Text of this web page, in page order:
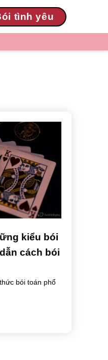
tình yêu
kiểu bói
cách bói
bói toán phổ